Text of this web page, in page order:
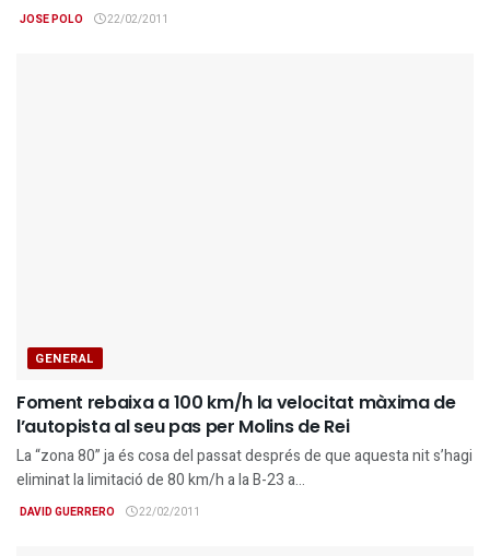
JOSE POLO 22/02/2011
GENERAL
Foment rebaixa a 100 km/h la velocitat màxima de
l’autopista al seu pas per Molins de Rei
La “zona 80” ja és cosa del passat després de que aquesta nit s’hagi
eliminat la limitació de 80 km/h a la B-23 a...
DAVID GUERRERO 22/02/2011